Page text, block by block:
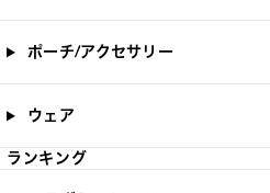
ポーチ/アクセサリー
ウェア
ランキング